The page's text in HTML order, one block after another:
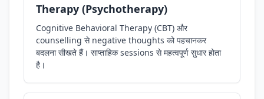
Therapy (Psychotherapy)
Cognitive Behavioral Therapy (CBT) और
counselling से negative thoughts को पहचानकर
बदलना सीखते हैं। साप्ताहिक sessions से महत्वपूर्ण सुधार होता
है।